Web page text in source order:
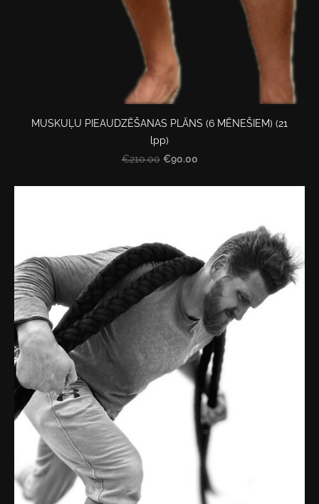
MUSKUĻU PIEAUDZĒŠANAS PLĀNS (6 MĒNEŠIEM) (21
lpp)
€210.00 €90.00